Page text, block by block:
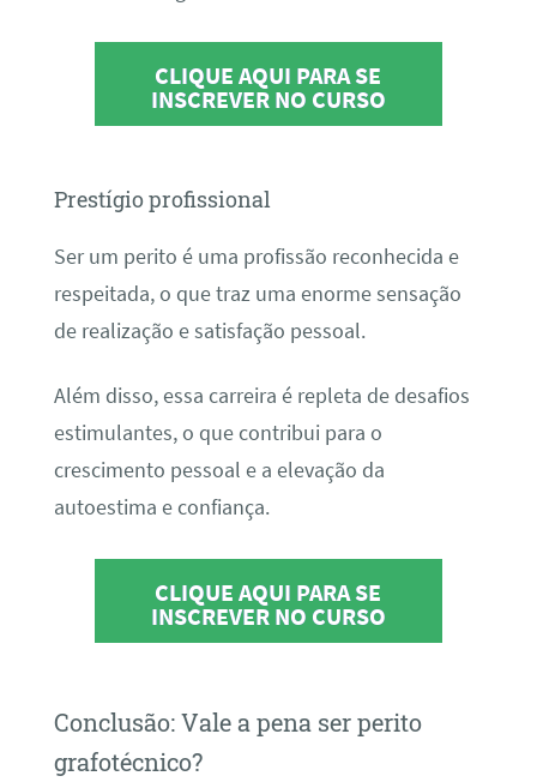
CLIQUE AQUI PARA SE
INSCREVER NO CURSO
Prestígio profissional
Ser um perito é uma profissão reconhecida e
respeitada, o que traz uma enorme sensação
de realização e satisfação pessoal.
Além disso, essa carreira é repleta de desafios
estimulantes, o que contribui para o
crescimento pessoal e a elevação da
autoestima e confiança.
CLIQUE AQUI PARA SE
INSCREVER NO CURSO
Conclusão: Vale a pena ser perito
grafotécnico?